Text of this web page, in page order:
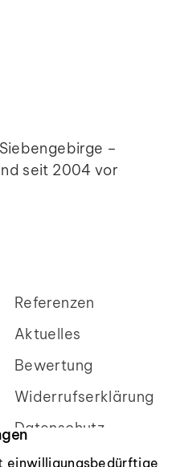
–
seit 2004 vor
Referenzen
Aktuelles
Bewertung
Widerrufserklärung
Datenschutz
einwilligungsbedürftige